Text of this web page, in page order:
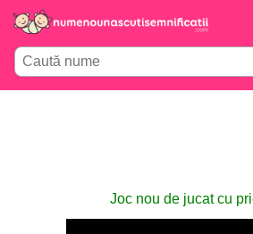
Joc nou de jucat cu